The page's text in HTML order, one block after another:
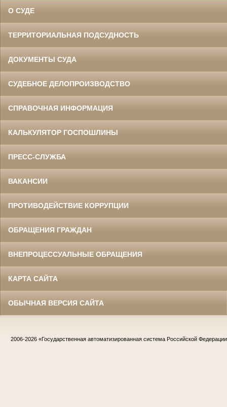
О СУДЕ
ТЕРРИТОРИАЛЬНАЯ ПОДСУДНОСТЬ
ДОКУМЕНТЫ СУДА
СУДЕБНОЕ ДЕЛОПРОИЗВОДСТВО
СПРАВОЧНАЯ ИНФОРМАЦИЯ
КАЛЬКУЛЯТОР ГОСПОШЛИНЫ
ПРЕСС-СЛУЖБА
ВАКАНСИИ
ПРОТИВОДЕЙСТВИЕ КОРРУПЦИИ
ОБРАЩЕНИЯ ГРАЖДАН
ВНЕПРОЦЕССУАЛЬНЫЕ ОБРАЩЕНИЯ
КАРТА САЙТА
ОБЫЧНАЯ ВЕРСИЯ САЙТА
2006-2026 «Государственная автоматизированная система Российской